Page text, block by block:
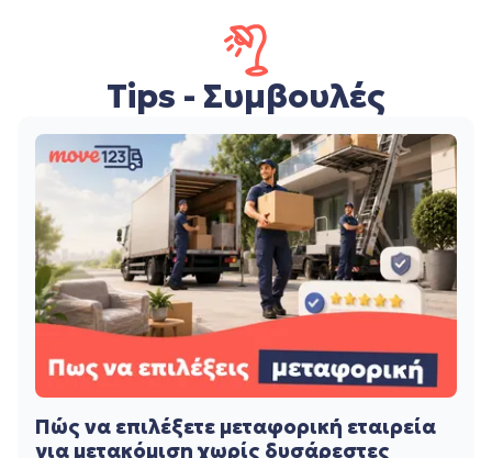
Tips - Συμβουλές
Πώς να επιλέξετε μεταφορική εταιρεία
για μετακόμιση χωρίς δυσάρεστες